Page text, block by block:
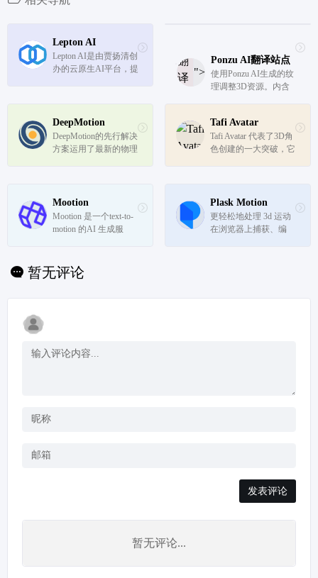
Lepton AI
Lepton AI是由贾扬清创
办的云原生AI平台，提
易地完成创建、部署和
扩展任务。它提供了 P
ython SDK 和云计算平
翻
译 ">
Ponzu AI翻译站点
使用Ponzu AI生成的纹
理调整3D资源。内含
博朋克、蒸汽朋克、水
彩、线条、新艺术风
格、印象派、香椿等。
DeepMotion
DeepMotion的先行解决
方案运用了最新的物理
展览。
Tafi Avatar
Tafi Avatar 代表了3D角
色创建的一大突破，它
专业创作者，Tafi都提
供了一个快速、有趣且
有回报的创作体验。
Mootion
Mootion 是一个text-to-
motion 的AI 生成服
作，选择他们喜爱的角
色，并决定是否在原地
Plask Motion
更轻松地处理 3d 运动
在浏览器上捕获、编
暂无评论
发表评论
暂无评论...